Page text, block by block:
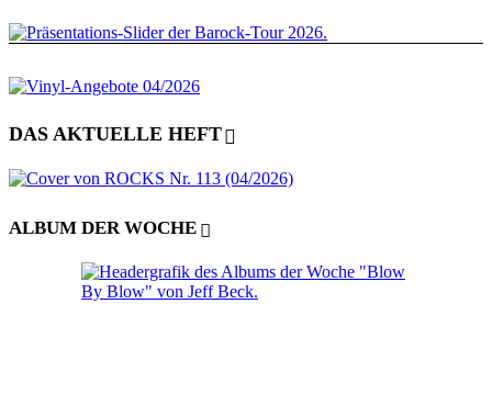
DAS AKTUELLE HEFT
ALBUM DER WOCHE